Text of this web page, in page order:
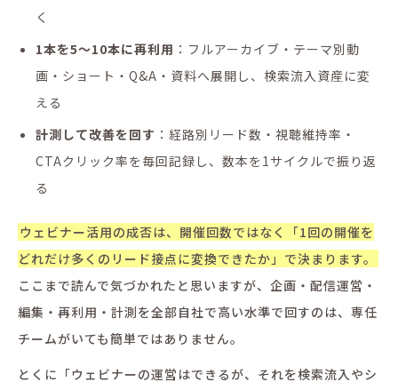
く
1本を5〜10本に再利用 ：フルアーカイブ・テーマ別動
画・ショート・Q&A・資料へ展開し、検索流入資産に変
える
計測して改善を回す ：経路別リード数・視聴維持率・
CTAクリック率を毎回記録し、数本を1サイクルで振り返
る
ウェビナー活用の成否は、開催回数ではなく「1回の開催を
どれだけ多くのリード接点に変換できたか」で決まります。
ここまで読んで気づかれたと思いますが、企画・配信運営・
編集・再利用・計測を全部自社で高い水準で回すのは、専任
チームがいても簡単ではありません。
とくに「ウェビナーの運営はできるが、それを検索流入やシ